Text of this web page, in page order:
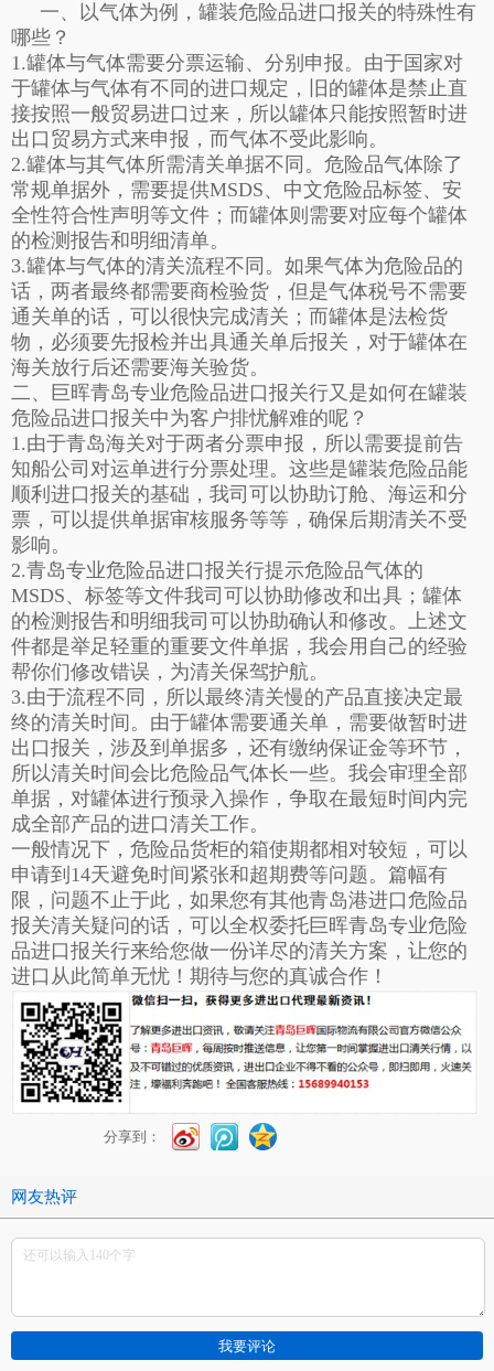
一、以气体为例，罐装危险品进口报关的特殊性有
哪些？
1.罐体与气体需要分票运输、分别申报。由于国家对
于罐体与气体有不同的进口规定，旧的罐体是禁止直
接按照一般贸易进口过来，所以罐体只能按照暂时进
出口贸易方式来申报，而气体不受此影响。
2.罐体与其气体所需清关单据不同。危险品气体除了
常规单据外，需要提供MSDS、中文危险品标签、安
全性符合性声明等文件；而罐体则需要对应每个罐体
的检测报告和明细清单。
3.罐体与气体的清关流程不同。如果气体为危险品的
话，两者最终都需要商检验货，但是气体税号不需要
通关单的话，可以很快完成清关；而罐体是法检货
物，必须要先报检并出具通关单后报关，对于罐体在
海关放行后还需要海关验货。
二、巨晖青岛专业危险品进口报关行又是如何在罐装
危险品进口报关中为客户排忧解难的呢？
1.由于青岛海关对于两者分票申报，所以需要提前告
知船公司对运单进行分票处理。这些是罐装危险品能
顺利进口报关的基础，我司可以协助订舱、海运和分
票，可以提供单据审核服务等等，确保后期清关不受
影响。
2.青岛专业危险品进口报关行提示危险品气体的
MSDS、标签等文件我司可以协助修改和出具；罐体
的检测报告和明细我司可以协助确认和修改。上述文
件都是举足轻重的重要文件单据，我会用自己的经验
帮你们修改错误，为清关保驾护航。
3.由于流程不同，所以最终清关慢的产品直接决定最
终的清关时间。由于罐体需要通关单，需要做暂时进
出口报关，涉及到单据多，还有缴纳保证金等环节，
所以清关时间会比危险品气体长一些。我会审理全部
单据，对罐体进行预录入操作，争取在最短时间内完
成全部产品的进口清关工作。
一般情况下，危险品货柜的箱使期都相对较短，可以
申请到14天避免时间紧张和超期费等问题。篇幅有
限，问题不止于此，如果您有其他青岛港进口危险品
报关清关疑问的话，可以全权委托巨晖青岛专业危险
品进口报关行来给您做一份详尽的清关方案，让您的
进口从此简单无忧！期待与您的真诚合作！
分享到：
网友热评